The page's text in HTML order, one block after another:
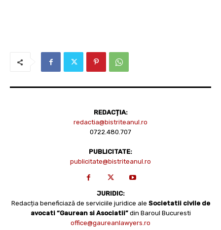
REDACȚIA:
redactia@bistriteanul.ro
0722.480.707
PUBLICITATE:
publicitate@bistriteanul.ro
JURIDIC:
Redacția beneficiază de serviciile juridice ale Societatii civile de
avocati “Gaurean si Asociatii” din Baroul Bucuresti
office@gaureanlawyers.ro